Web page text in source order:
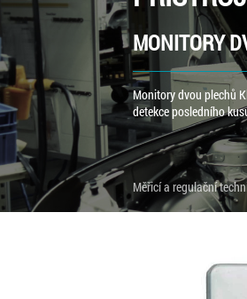
MONITORY
Monitory dvou plechů
detekce posledního
Měřicí a regulační